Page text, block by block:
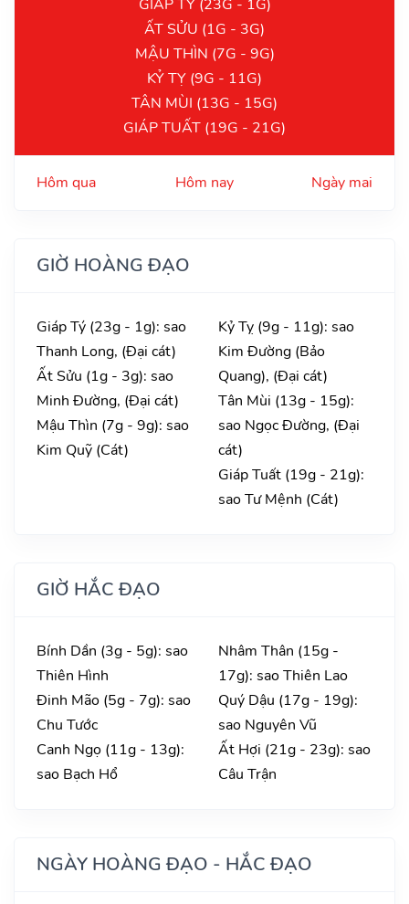
GIÁP TÝ (23G - 1G)
ẤT SỬU (1G - 3G)
MẬU THÌN (7G - 9G)
KỶ TỴ (9G - 11G)
TÂN MÙI (13G - 15G)
GIÁP TUẤT (19G - 21G)
Hôm qua Hôm nay Ngày mai
GIỜ HOÀNG ĐẠO
Giáp Tý (23g - 1g): sao
Thanh Long, (Đại cát)
Ất Sửu (1g - 3g): sao
Minh Đường, (Đại cát)
Mậu Thìn (7g - 9g): sao
Kim Quỹ (Cát)
Kỷ Tỵ (9g - 11g): sao
Kim Đường (Bảo
Quang), (Đại cát)
Tân Mùi (13g - 15g):
sao Ngọc Đường, (Đại
cát)
Giáp Tuất (19g - 21g):
sao Tư Mệnh (Cát)
GIỜ HẮC ĐẠO
Bính Dần (3g - 5g): sao
Thiên Hình
Đinh Mão (5g - 7g): sao
Chu Tước
Canh Ngọ (11g - 13g):
sao Bạch Hổ
Nhâm Thân (15g -
17g): sao Thiên Lao
Quý Dậu (17g - 19g):
sao Nguyên Vũ
Ất Hợi (21g - 23g): sao
Câu Trận
NGÀY HOÀNG ĐẠO - HẮC ĐẠO